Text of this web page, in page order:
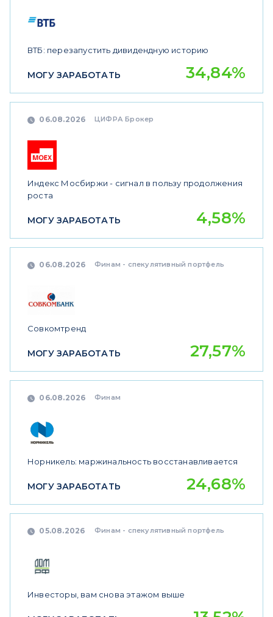
ВТБ: перезапустить дивидендную историю
МОГУ ЗАРАБОТАТЬ 34,84%
06.08.2026
Индекс Мосбиржи - сигнал в пользу продолжения
роста
ЦИФРА Брокер
МОГУ ЗАРАБОТАТЬ 4,58%
06.08.2026
Совкомтренд
Финам - спекулятивный портфель
МОГУ ЗАРАБОТАТЬ 27,57%
06.08.2026
Норникель: маржинальность восстанавливается
Финам
МОГУ ЗАРАБОТАТЬ 24,68%
05.08.2026
Инвесторы, вам снова этажом выше
Финам - спекулятивный портфель